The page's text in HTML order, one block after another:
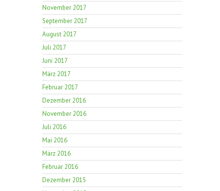
November 2017
September 2017
August 2017
Juli 2017
Juni 2017
März 2017
Februar 2017
Dezember 2016
November 2016
Juli 2016
Mai 2016
März 2016
Februar 2016
Dezember 2015